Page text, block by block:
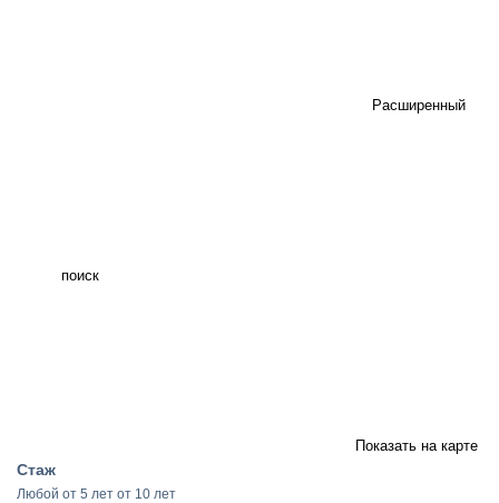
Расширенный
поиск
Показать на карте
Стаж
Любой от 5 лет от 10 лет